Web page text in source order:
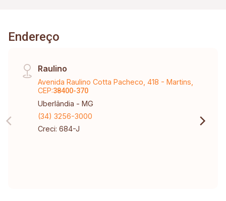
Endereço
Raulino
Avenida Raulino Cotta Pacheco, 418 - Martins,
CEP:38400-370
Uberlândia - MG
(34) 3256-3000
Creci: 684-J